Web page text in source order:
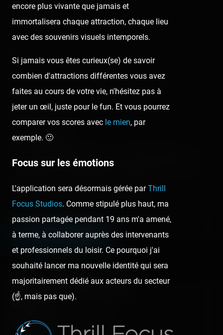
Comment
Nom/prénom
Email address
Nous vous demandons de fournir une véritable adresse e-mail
afin de pouvoir gérer votre propre commentaire ultérieurement.
Lien de votre site ou page personnelle
Champ facultatif
LEAVE A COMMENT
About this theme park
France - Dolancourt - Grand Est
encore plus vivante que jamais et
immortalisera chaque attraction, chaque lieu
avec des souvenirs visuels intemporels.
Si jamais vous êtes curieux(se) de savoir
combien d'attractions différentes vous avez
faites au cours de votre vie, n'hésitez pas à
jeter un œil, juste pour le fun. Et vous pourrez
comparer vos scores avec le mien, par
exemple. 🙂
Focus sur les émotions
L'application sera désormais gérée parThrill
Focus Studios. Comme stipulé plus haut, ma
passion partagée pendant 19 ans m'a amené,
à terme, à collaborer auprès des intervenants
et professionnels du loisir. Ce pourquoi j'ai
souhaité lancer ma nouvelle identité qui sera
majoritairement dédié aux acteurs du secteur
(☝️, mais pas que).